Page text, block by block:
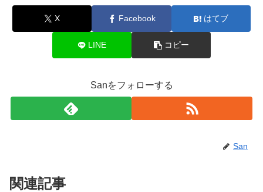
k
X Facebook はてブ
LINE コピー
Sanをフォローする
San
関連記事